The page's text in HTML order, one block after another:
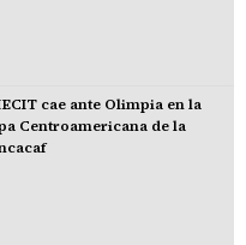
cae ante Olimpia en la
Centroamericana de la